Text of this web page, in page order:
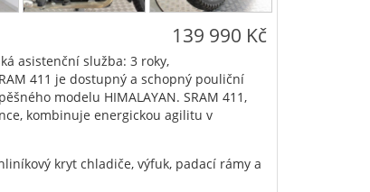
139 990 Kč
asistenční služba: 3 roky,
411 je dostupný a schopný pouliční
modelu HIMALAYAN. SRAM 411,
kombinuje energickou agilitu v
kryt chladiče, výfuk, padací rámy a